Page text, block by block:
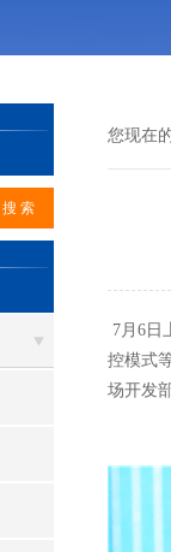
您现在
7月6日
控模式
场开发